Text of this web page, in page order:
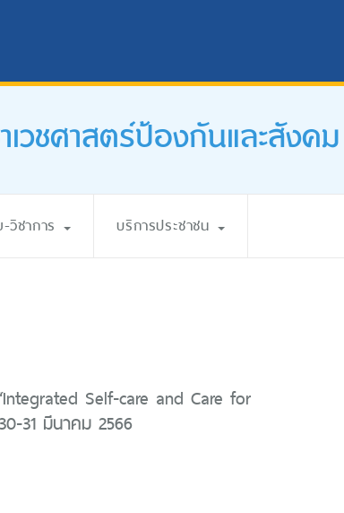
เวชศาสตร์ป้องกันและสังคม
วิชาการ บริการประชาชน
Self-care and Care for
31 มีนาคม 2566